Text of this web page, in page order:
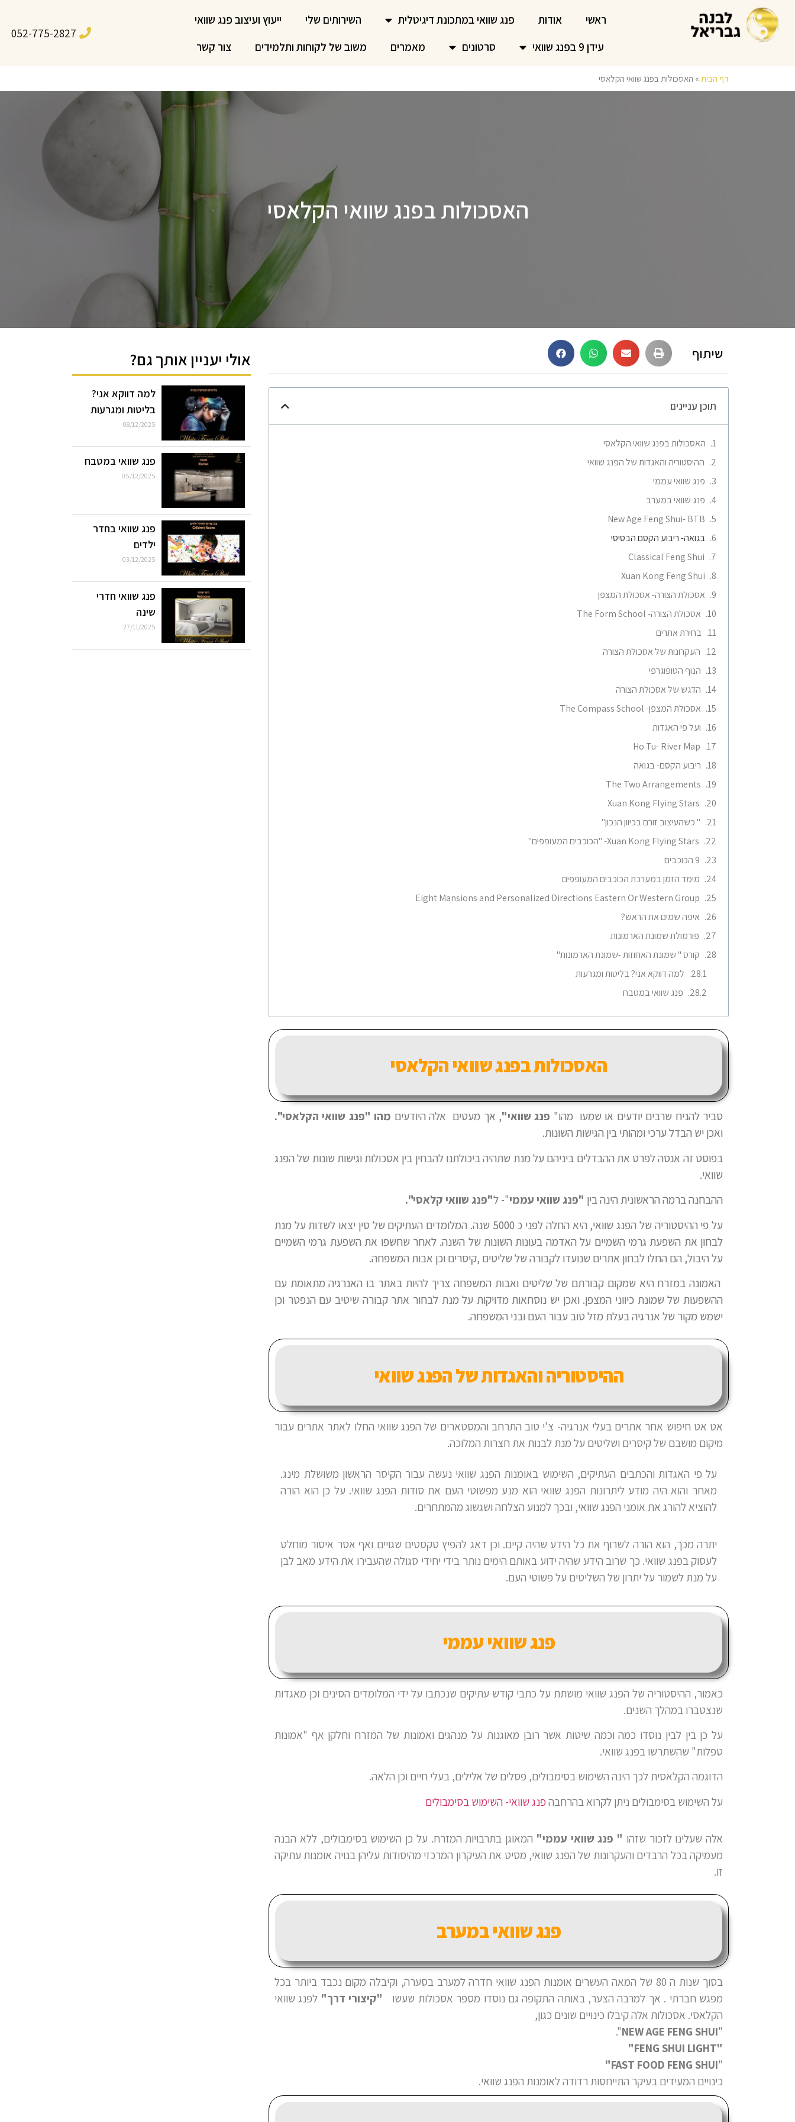
ראשי אודות פנג שוואי במתכונת דיגיטלית השירותים שלי
ייעוץ ועיצוב פנג שוואי
עידן 9 בפנג שוואי
סרטונים מאמרים משוב של לקוחות ותלמידים צור קשר
052-775-2827
דף הבית » האסכולות בפנג שוואי הקלאסי
האסכולות בפנג שוואי הקלאסי
שיתוף
תוכן עניינים
האסכולות בפנג שוואי הקלאסי
ההיסטוריה והאגדות של הפנג שוואי
פנג שוואי עממי
פנג שוואי במערב
New Age Feng Shui- BTB
בגואה- ריבוע הקסם הבסיסי
Classical Feng Shui
Xuan Kong Feng Shui
אסכולת הצורה- אסכולת המצפן
אסכולת הצורה- The Form School
בחירת אתרים
העקרונות של אסכולת הצורה
הנוף הטופוגרפי
הדגש של אסכולת הצורה
אסכולת המצפן- The Compass School
ועל פי האגדות
Ho Tu- River Map
ריבוע הקסם- בגואה
The Two Arrangements
Xuan Kong Flying Stars
" כשהעיצוב זורם בכיוון הנכון"
Xuan Kong Flying Stars- "הכוכבים המעופפים"
9 הכוכבים
מימד הזמן במערכת הכוכבים המעופפים
Eight Mansions and Personalized Directions Eastern Or Western Group
איפה שמים את הראש?
פורמולת שמונת הארמונות
קורס " שמונת האחוזות -שמונת הארמונות"
למה דווקא אני? בליטות ומגרעות
פנג שוואי במטבח
האסכולות בפנג שוואי הקלאסי
סביר להניח שרבים יודעים או שמעו מהו" פנג שוואי", אך מעטים אלה היודעים מהו "פנג שוואי הקלאסי".
ואכן יש הבדל ערכי ומהותי בין הגישות השונות.
בפוסט זה אנסה לפרט את ההבדלים ביניהם על מנת שתהיה ביכולתנו להבחין בין אסכולות וגישות שונות של הפנג
שוואי.
ההבחנה ברמה הראשונית הינה בין "פנג שוואי עממי"- ל"פנג שוואי קלאסי".
על פי ההיסטוריה של הפנג שוואי, היא החלה לפני כ 5000 שנה. המלומדים העתיקים של סין יצאו לשדות על מנת
לבחון את השפעת גרמי השמיים על האדמה בעונות השונות של השנה. לאחר שחשפו את השפעת גרמי השמיים
על היבול, הם החלו לבחון אתרים שנועדו לקבורה של שליטים ,קיסרים וכן אבות המשפחה.
האמונה במזרח היא שמקום קבורתם של שליטים ואבות המשפחה צריך להיות באתר בו האנרגיה מתאומת עם
ההשפעות של שמונת כיווני המצפן. ואכן יש נוסחאות מדויקות על מנת לבחור אתר קבורה שיטיב עם הנפטר וכן
ישמש מקור של אנרגיה בעלת מזל טוב עבור העם ובני המשפחה.
ההיסטוריה והאגדות של הפנג שוואי
אט אט חיפוש אחר אתרים בעלי אנרגיה- צ'י טוב התרחב והמסטארים של הפנג שוואי החלו לאתר אתרים עבור
מיקום מושבם של קיסרים ושליטים על מנת לבנות את חצרות המלוכה.
על פי האגדות והכתבים העתיקים, השימוש באומנות הפנג שוואי נעשה עבור הקיסר הראשון משושלת מינג.
מאחר והוא היה מודע ליתרונות הפנג שוואי הוא מנע מפשוטי העם את סודות הפנג שוואי. על כן הוא הורה
להוציא להורג את אומני הפנג שוואי, ובכך למנוע הצלחה ושגשוג מהמתחרים.
יתרה מכך, הוא הורה לשרוף את כל הידע שהיה קיים. וכן דאג להפיץ טקסטים שגויים ואף אסר איסור מוחלט
לעסוק בפנג שוואי. כך שרוב הידע שהיה ידוע באותם הימים נותר בידי יחידי סגולה שהעבירו את הידע מאב לבן
על מנת לשמור על יתרון של השליטים על פשוטי העם.
פנג שוואי עממי
כאמור, ההיסטוריה של הפנג שוואי מושתת על כתבי קודש עתיקים שנכתבו על ידי המלומדים הסינים וכן מאגדות
שנצטברו במהלך השנים.
על כן בין לבין נוסדו כמה וכמה שיטות אשר רובן מאוגנות על מנהגים ואמונות של המזרח וחלקן אף "אמונות
טפלות" שהשתרשו בפנג שוואי.
הדוגמה הקלאסית לכך הינה השימוש בסימבולים, פסלים של אלילים, בעלי חיים וכן הלאה.
על השימוש בסימבולים ניתן לקרוא בהרחבהפנג שוואי- השימוש בסימבולים
אלה שעלינו לזכור שזהו " פנג שוואי עממי" המאוגן בתרבויות המזרח. על כן השימוש בסימבולים, ללא הבנה
מעמיקה בכל הרבדים והעקרונות של הפנג שוואי, מסיט את העיקרון המרכזי מהיסודות עליהן בנויה אומנות עתיקה
זו.
פנג שוואי במערב
בסוך שנות ה 80 של המאה העשרים אומנות הפנג שוואי חדרה למערב בסערה, וקיבלה מקום נכבד ביותר בכל
מפגש חברתי . אך למרבה הצער, באותה התקופה גם נוסדו מספר אסכולות שעשו "קיצורי דרך" לפנג שוואי
הקלאסי. אסכולות אלה קיבלו כינויים שונים כגון,
"
NEW AGE FENG SHUI
".
"FENG SHUI LIGHT"
"
FAST FOOD FENG SHUI"
כינויים המעידים בעיקר התייחסות רדודה לאומנות הפנג שוואי.
אולי יעניין אותך גם?
למה דווקא אני?
בליטות ומגרעות
08/12/2025
פנג שוואי במטבח
05/12/2025
פנג שוואי בחדר
ילדים
03/12/2025
פנג שוואי חדרי
שינה
27/11/2025